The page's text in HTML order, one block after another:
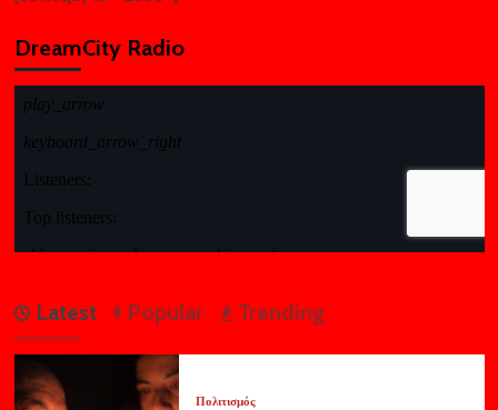
DreamCity Radio
Latest Popular Trending
Πολιτισμός